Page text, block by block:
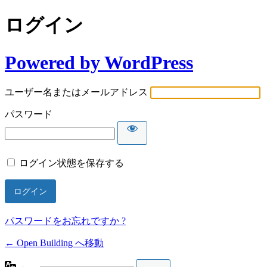
ログイン
Powered by WordPress
ユーザー名またはメールアドレス
パスワード
ログイン状態を保存する
パスワードをお忘れですか ?
← Open Building へ移動